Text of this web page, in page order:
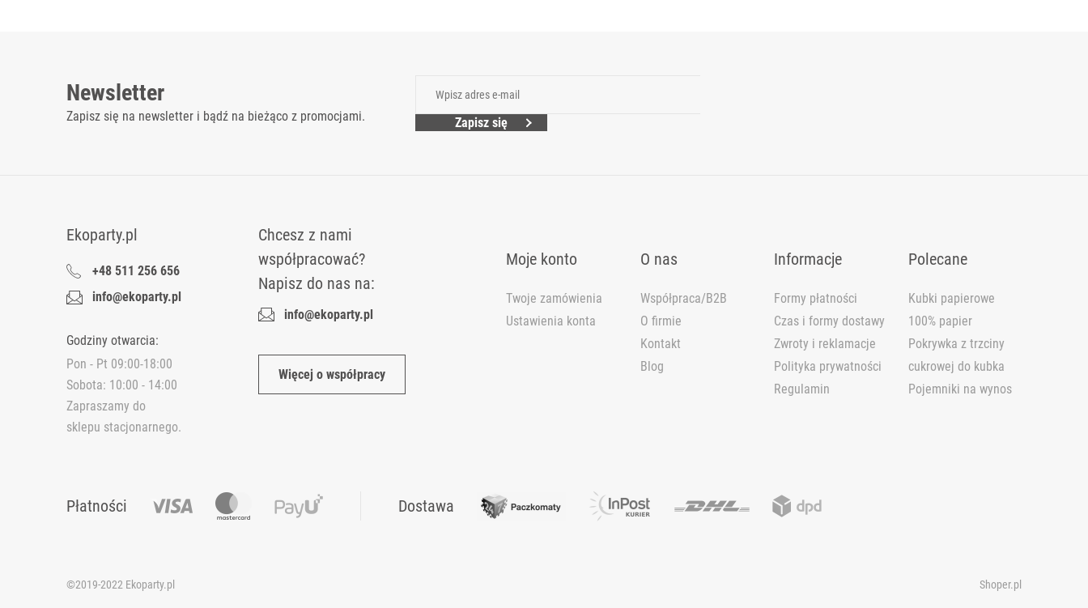
Newsletter
Zapisz się na newsletter i bądź na bieżąco z promocjami. Zapisz się
Ekoparty.pl
+48 511 256 656
info@ekoparty.pl
Godziny otwarcia:
Pon - Pt 09:00-18:00
Sobota: 10:00 - 14:00
Zapraszamy do
sklepu stacjonarnego.
Chcesz z nami
współpracować?
Napisz do nas na:
info@ekoparty.pl
Więcej o współpracy
Moje konto
Twoje zamówienia
Ustawienia konta
O nas
Współpraca/B2B
O firmie
Kontakt
Blog
Informacje
Formy płatności
Czas i formy dostawy
Zwroty i reklamacje
Polityka prywatności
Regulamin
Polecane
Kubki papierowe
100% papier
Pokrywka z trzciny
cukrowej do kubka
Pojemniki na wynos
Płatności Dostawa
©2019-2022 Ekoparty.pl Shoper.pl
Dbamy o Twoją prywatność